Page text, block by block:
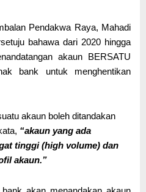
Pendakwa Raya, Mahadi
bahawa dari 2020 hingga
akaun BERSATU
bank untuk menghentikan
akaun boleh ditandakan
“akaun yang ada
tinggi (high volume) dan
akaun.”